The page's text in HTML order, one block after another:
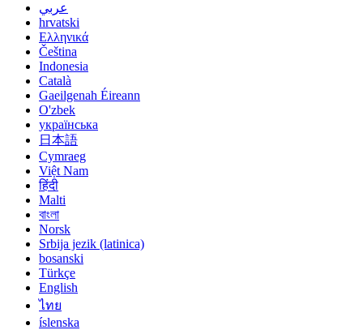
عربي
hrvatski
Ελληνικά
Čeština
Indonesia
Català
Gaeilgenah Éireann
O'zbek
українська
日本語
Cymraeg
Việt Nam
हिंदी
Malti
বাংলা
Norsk
Srbija jezik (latinica)
bosanski
Türkçe
English
ไทย
íslenska